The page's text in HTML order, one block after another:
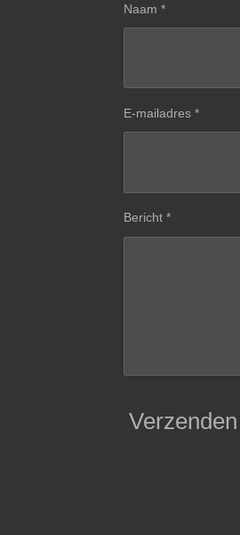
Naam *
E-mailadres *
Bericht *
Verzenden